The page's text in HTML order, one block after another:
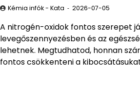
Kémia infók - Kata 2026-07-05
A nitrogén-oxidok fontos szerepet
levegőszennyezésben és az
lehetnek. Megtudhatod, honnan
fontos csökkenteni a